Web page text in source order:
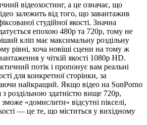
відеохостинг, а це означає, що
залежить від того, що завантажив
студійної якості. Значна
епохою 480p та 720p, тому не
кліп має максимальну роздільну
рівні, хоча новіші сцени на тому ж
у чіткій якості 1080p HD.
потік і пропонує вам реальні
для конкретної сторінки, за
найкращий. Якщо відео на SunPorno
з роздільною здатністю вище 720p,
«домислити» відсутні пікселі,
— це те, що міститься у вихідному